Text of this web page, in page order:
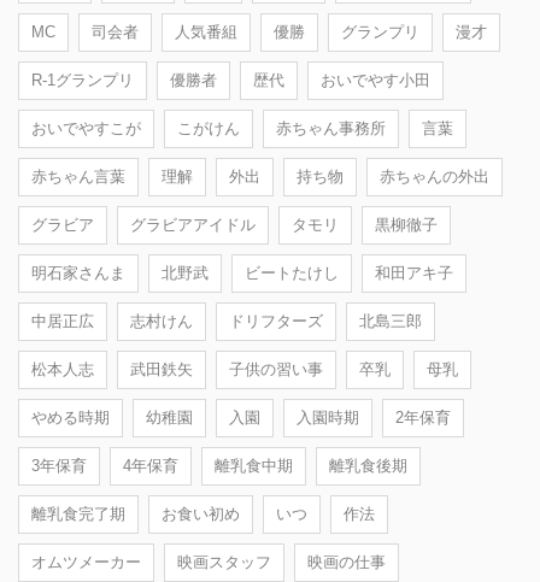
MC 司会者 人気番組 優勝 グランプリ 漫才
R-1グランプリ 優勝者 歴代 おいでやす小田
おいでやすこが こがけん 赤ちゃん事務所 言葉
赤ちゃん言葉 理解 外出 持ち物 赤ちゃんの外出
グラビア グラビアアイドル タモリ 黒柳徹子
明石家さんま 北野武 ビートたけし 和田アキ子
中居正広 志村けん ドリフターズ 北島三郎
松本人志 武田鉄矢 子供の習い事 卒乳 母乳
やめる時期 幼稚園 入園 入園時期 2年保育
3年保育 4年保育 離乳食中期 離乳食後期
離乳食完了期 お食い初め いつ 作法
オムツメーカー 映画スタッフ 映画の仕事